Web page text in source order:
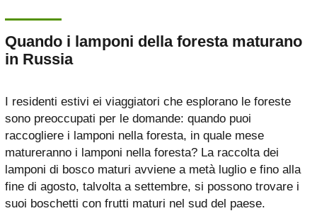
Quando i lamponi della foresta maturano
in Russia
I residenti estivi ei viaggiatori che esplorano le foreste
sono preoccupati per le domande: quando puoi
raccogliere i lamponi nella foresta, in quale mese
matureranno i lamponi nella foresta? La raccolta dei
lamponi di bosco maturi avviene a metà luglio e fino alla
fine di agosto, talvolta a settembre, si possono trovare i
suoi boschetti con frutti maturi nel sud del paese.